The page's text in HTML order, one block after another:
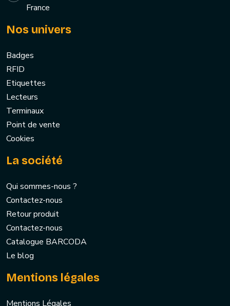
France
Nos univers
Badges
RFID
Etiquettes
Lecteurs
Terminaux
Point de vente
Cookies
La société
Qui sommes-nous ?
Contactez-nous
Retour produit
Contactez-nous
Catalogue BARCODA
Le blog
Mentions légales
Mentions Légales